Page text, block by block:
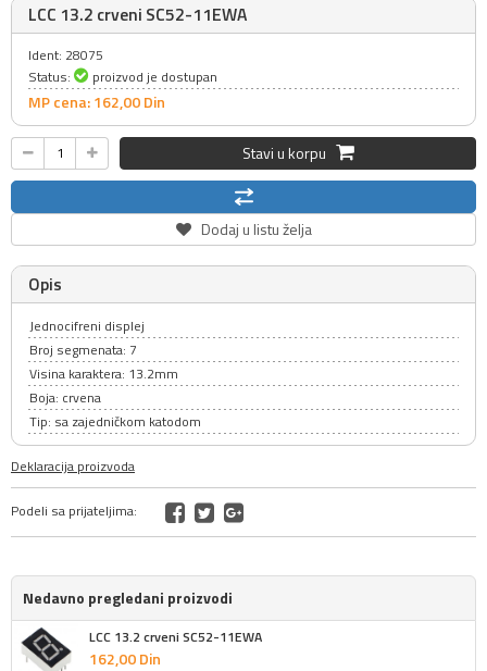
LCC 13.2 crveni SC52-11EWA
Ident: 28075
Status:
proizvod je dostupan
MP cena: 162,00Din
Stavi u korpu
Dodaj u listu želja
Opis
Jednocifreni displej
Broj segmenata: 7
Visina karaktera: 13.2mm
Boja: crvena
Tip: sa zajedničkom katodom
Deklaracija proizvoda
Podeli sa prijateljima:
Nedavno pregledani proizvodi
LCC 13.2 crveni SC52-11EWA
162,00Din